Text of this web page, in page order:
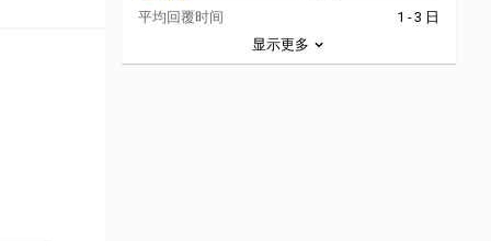
平均回覆时间
1 - 3 日
显示更多